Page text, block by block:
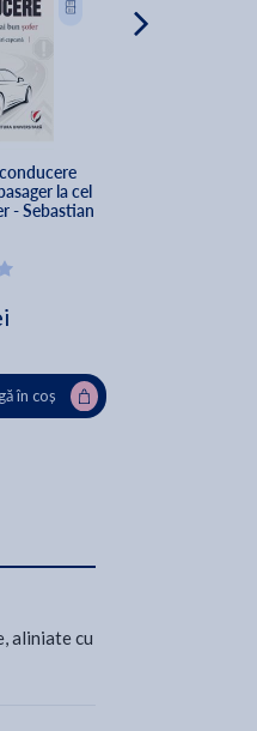
la cel
- Sebastian
în coș
aliniate cu